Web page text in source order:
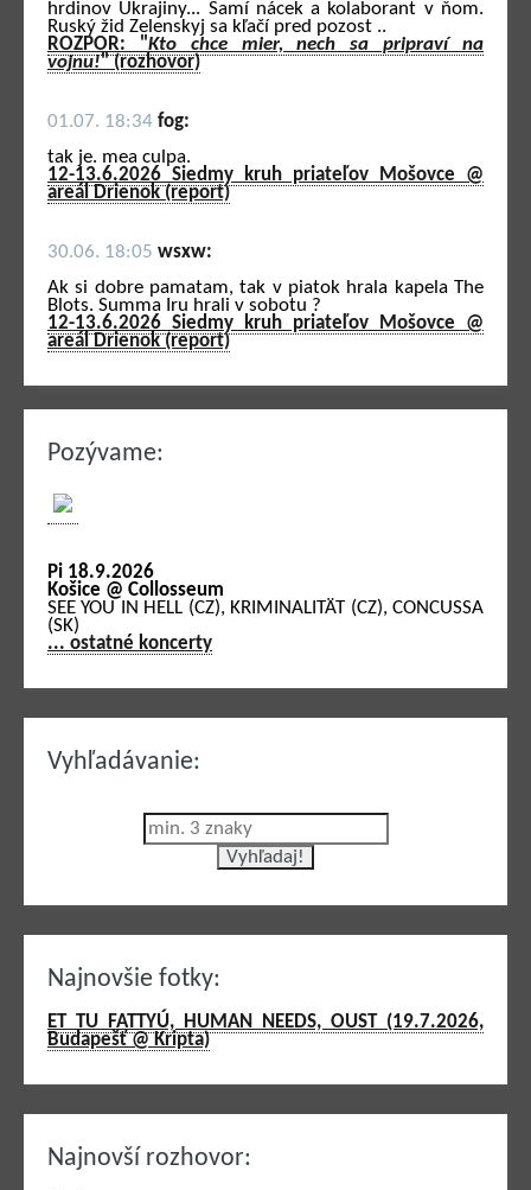
hrdinov Ukrajiny... Samí nácek a kolaborant v ňom.
Ruský žid Zelenskyj sa kľačí pred pozost ..
ROZPOR: "Kto chce mier, nech sa pripraví na
vojnu!" (rozhovor)
01.07. 18:34 fog:
tak je. mea culpa.
12-13.6.2026 Siedmy kruh priateľov Mošovce @
areál Drienok (report)
30.06. 18:05 wsxw:
Ak si dobre pamatam, tak v piatok hrala kapela The
Blots. Summa Iru hrali v sobotu ?
12-13.6.2026 Siedmy kruh priateľov Mošovce @
areál Drienok (report)
Pozývame:
Pi 18.9.2026
Košice @ Collosseum
SEE YOU IN HELL (CZ), KRIMINALITÄT (CZ), CONCUSSA
(SK)
... ostatné koncerty
Vyhľadávanie:
Najnovšie fotky:
ET TU FATTYÚ, HUMAN NEEDS, OUST (19.7.2026,
Budapešť @ Kripta)
Najnovší rozhovor: